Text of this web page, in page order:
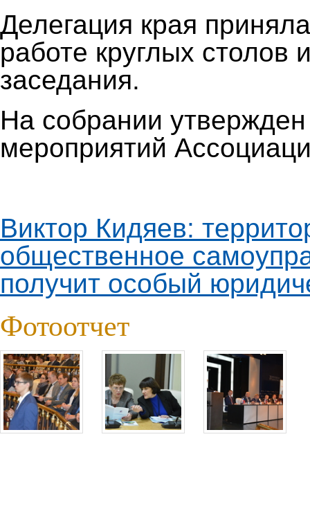
Делегация края
работе круглых столов
заседания.
На собрании
мероприятий
Виктор Кидяев:
общественное
получит особый
Фотоотчет